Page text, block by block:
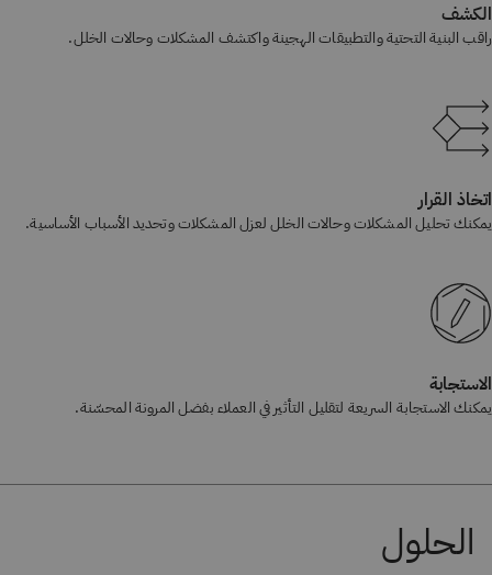
الكشف
راقب البنية التحتية والتطبيقات الهجينة واكتشف المشكلات وحالات الخلل.
اتخاذ القرار
يمكنك تحليل المشكلات وحالات الخلل لعزل المشكلات وتحديد الأسباب الأساسية.
الاستجابة
يمكنك الاستجابة السريعة لتقليل التأثير في العملاء بفضل المرونة المحسّنة.